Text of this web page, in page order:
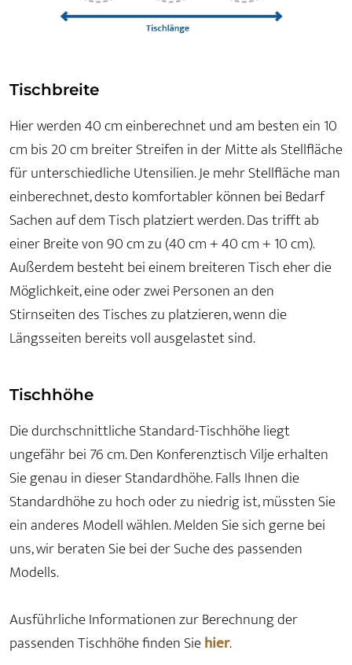
Tischbreite
Hier werden 40 cm einberechnet und am besten ein 10
cm bis 20 cm breiter Streifen in der Mitte als Stellfläche
für unterschiedliche Utensilien. Je mehr Stellfläche man
einberechnet, desto komfortabler können bei Bedarf
Sachen auf dem Tisch platziert werden. Das trifft ab
einer Breite von 90 cm zu (40 cm + 40 cm + 10 cm).
Außerdem besteht bei einem breiteren Tisch eher die
Möglichkeit, eine oder zwei Personen an den
Stirnseiten des Tisches zu platzieren, wenn die
Längsseiten bereits voll ausgelastet sind.
Tischhöhe
Die durchschnittliche Standard-Tischhöhe liegt
ungefähr bei 76 cm. Den Konferenztisch Vilje erhalten
Sie genau in dieser Standardhöhe. Falls Ihnen die
Standardhöhe zu hoch oder zu niedrig ist, müssten Sie
ein anderes Modell wählen. Melden Sie sich gerne bei
uns, wir beraten Sie bei der Suche des passenden
Modells.
Ausführliche Informationen zur Berechnung der
passenden Tischhöhe finden Siehier.